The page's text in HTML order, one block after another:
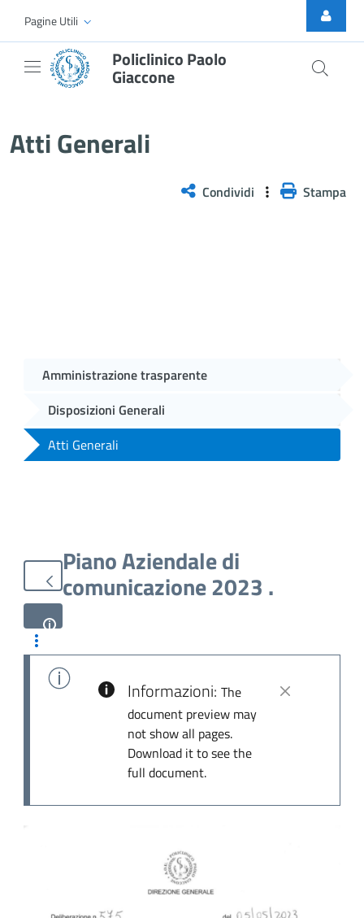
Skip to Main Content
Pagine Utili
Policlinico Paolo
Giaccone
Atti Generali
Condividi Stampa
Amministrazione trasparente
Disposizioni Generali
Atti Generali
Piano Aziendale di
comunicazione 2023 .
Informazioni: The
document preview may
not show all pages.
Download it to see the
full document.